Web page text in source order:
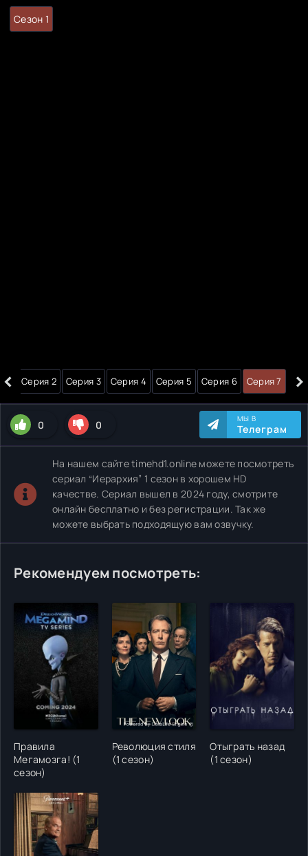
Сезон 1
‹
1 Серия 2 Серия 3 Серия 4 Серия 5 Серия 6 Серия 7 ›
0 0 МЫ В
Телеграм
На нашем сайте timehd1.online можете посмотреть
сериал “Иерархия” 1 сезон в хорошем HD
качестве. Сериал вышел в 2024 году, смотрите
онлайн бесплатно и без регистрации. Так же
можете выбрать подходящую вам озвучку.
Рекомендуем посмотреть:
Правила
Мегамозга! (1
сезон)
Революция стиля
(1 сезон)
Отыграть назад
(1 сезон)